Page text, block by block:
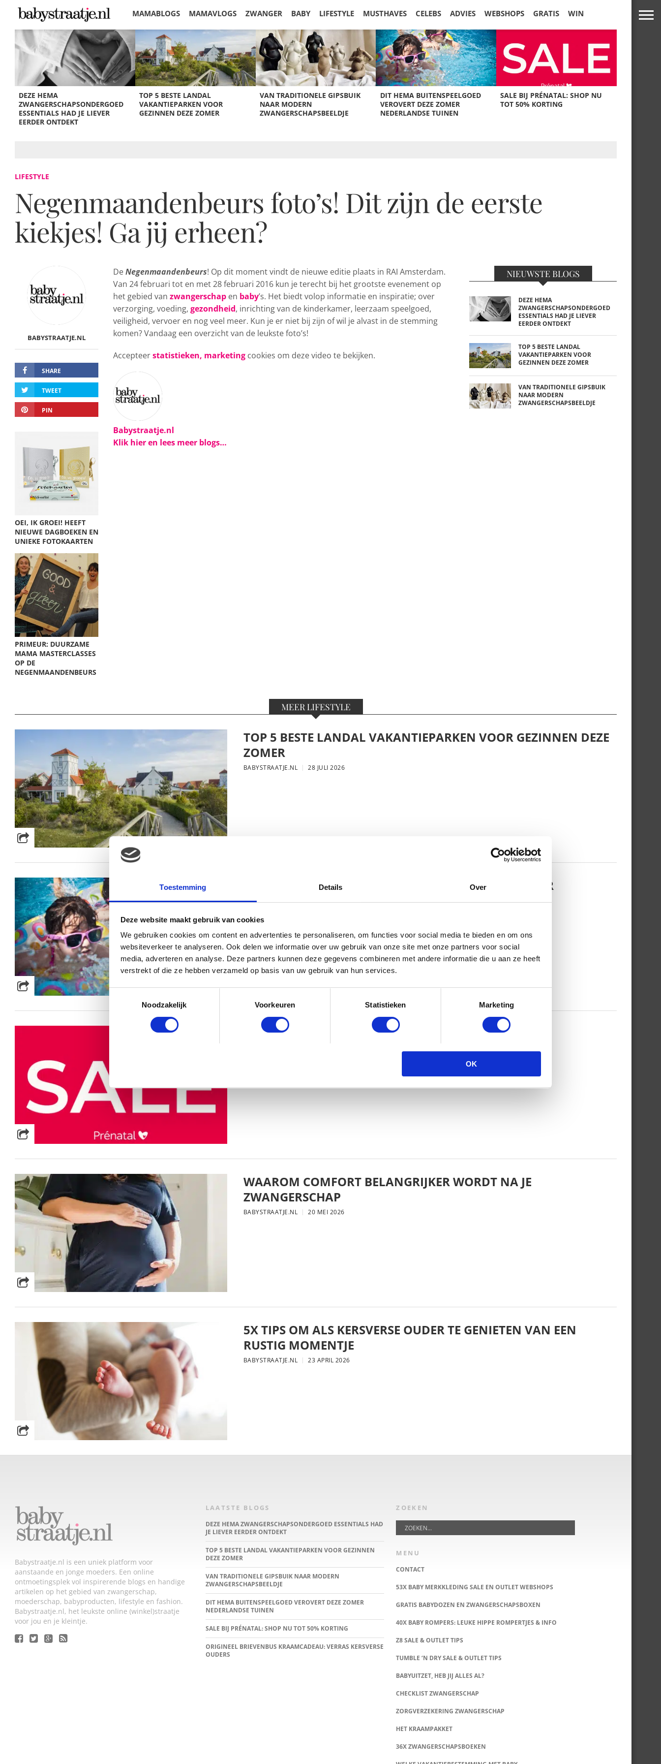
Toestemming Details Over
Deze website maakt gebruik van cookies
We gebruiken cookies om content en advertenties te personaliseren, om functies voor social media te bieden en om ons
websiteverkeer te analyseren. Ook delen we informatie over uw gebruik van onze site met onze partners voor social
media, adverteren en analyse. Deze partners kunnen deze gegevens combineren met andere informatie die u aan ze heeft
verstrekt of die ze hebben verzameld op basis van uw gebruik van hun services.
Toestemmingsselectie
Noodzakelijk
Voorkeuren Statistieken Marketing
OK
MAMABLOGS MAMAVLOGS ZWANGER BABY LIFESTYLE MUSTHAVES CELEBS ADVIES WEBSHOPS GRATIS WIN
KORTINGEN
DEZE HEMA
ZWANGERSCHAPSONDERGOED
ESSENTIALS HAD JE LIEVER
EERDER ONTDEKT
TOP 5 BESTE LANDAL
VAKANTIEPARKEN VOOR
GEZINNEN DEZE ZOMER
VAN TRADITIONELE GIPSBUIK
NAAR MODERN
ZWANGERSCHAPSBEELDJE
DIT HEMA BUITENSPEELGOED
VEROVERT DEZE ZOMER
NEDERLANDSE TUINEN
SALE BIJ PRÉNATAL: SHOP NU
TOT 50% KORTING
LIFESTYLE
Negenmaandenbeurs foto’s! Dit zijn de eerste
kiekjes! Ga jij erheen?
BABYSTRAATJE.NL
SHARE
TWEET
PIN
OEI, IK GROEI! HEEFT
NIEUWE DAGBOEKEN EN
UNIEKE FOTOKAARTEN
PRIMEUR: DUURZAME
MAMA MASTERCLASSES
OP DE
NEGENMAANDENBEURS
DeNegenmaandenbeurs! Op dit moment vindt de nieuwe editie plaats in RAI Amsterdam.
Van 24 februari tot en met 28 februari 2016 kun je terecht bij het grootste evenement op
het gebied van zwangerschap en baby’s. Het biedt volop informatie en inspiratie; over
verzorging, voeding, gezondheid, inrichting van de kinderkamer, leerzaam speelgoed,
veiligheid, vervoer en nog veel meer. Kun je er niet bij zijn of wil je alvast in de stemming
komen? Vandaag een overzicht van de leukste foto’s!
Accepteerstatistieken, marketing cookies om deze video te bekijken.
Babystraatje.nl
Klik hier en lees meer blogs…
NIEUWSTE BLOGS
DEZE HEMA
ZWANGERSCHAPSONDERGOED
ESSENTIALS HAD JE LIEVER
EERDER ONTDEKT
TOP 5 BESTE LANDAL
VAKANTIEPARKEN VOOR
GEZINNEN DEZE ZOMER
VAN TRADITIONELE GIPSBUIK
NAAR MODERN
ZWANGERSCHAPSBEELDJE
MEER LIFESTYLE
TOP 5 BESTE LANDAL VAKANTIEPARKEN VOOR GEZINNEN DEZE
ZOMER
BABYSTRAATJE.NL 28 JULI 2026
DIT HEMA BUITENSPEELGOED VEROVERT DEZE ZOMER
NEDERLANDSE TUINEN
BABYSTRAATJE.NL
SALE BIJ PRÉNATAL: SHOP NU TOT 50% KORTING
WAAROM COMFORT BELANGRIJKER WORDT NA JE
ZWANGERSCHAP
BABYSTRAATJE.NL 20 MEI 2026
5X TIPS OM ALS KERSVERSE OUDER TE GENIETEN VAN EEN
RUSTIG MOMENTJE
BABYSTRAATJE.NL 23 APRIL 2026
Babystraatje.nl is een uniek platform voor
aanstaande en jonge moeders. Een online
ontmoetingsplek vol inspirerende blogs en handige
artikelen op het gebied van zwangerschap,
moederschap, babyproducten, lifestyle en fashion.
Babystraatje.nl, het leukste online (winkel)straatje
voor jou en je kleintje.
LAATSTE BLOGS
DEZE HEMA ZWANGERSCHAPSONDERGOED ESSENTIALS HAD
JE LIEVER EERDER ONTDEKT
TOP 5 BESTE LANDAL VAKANTIEPARKEN VOOR GEZINNEN
DEZE ZOMER
VAN TRADITIONELE GIPSBUIK NAAR MODERN
ZWANGERSCHAPSBEELDJE
DIT HEMA BUITENSPEELGOED VEROVERT DEZE ZOMER
NEDERLANDSE TUINEN
SALE BIJ PRÉNATAL: SHOP NU TOT 50% KORTING
ORIGINEEL BRIEVENBUS KRAAMCADEAU: VERRAS KERSVERSE
OUDERS
ZOEKEN
MENU
CONTACT
53X BABY MERKKLEDING SALE EN OUTLET WEBSHOPS
GRATIS BABYDOZEN EN ZWANGERSCHAPSBOXEN
40X BABY ROMPERS: LEUKE HIPPE ROMPERTJES & INFO
Z8 SALE & OUTLET TIPS
TUMBLE ‘N DRY SALE & OUTLET TIPS
BABYUITZET, HEB JIJ ALLES AL?
CHECKLIST ZWANGERSCHAP
ZORGVERZEKERING ZWANGERSCHAP
HET KRAAMPAKKET
36X ZWANGERSCHAPSBOEKEN